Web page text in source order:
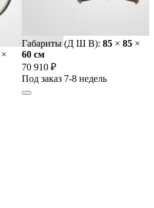
×
Габариты (Д Ш В): 85 × 85 ×
60 cм
70 910 ₽
Под заказ 7-8 недель